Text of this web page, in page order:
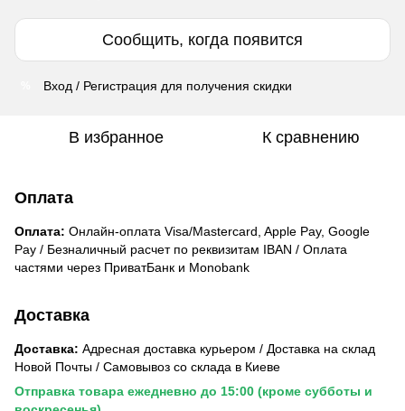
Сообщить, когда появится
Вход / Регистрация для получения скидки
В избранное К сравнению
Оплата
Оплата: Онлайн-оплата Visa/Mastercard, Apple Pay, Google
Pay / Безналичный расчет по реквизитам IBAN / Оплата
частями через ПриватБанк и Monobank
Доставка
Доставка: Адресная доставка курьером / Доставка на склад
Новой Почты / Самовывоз со склада в Киеве
Отправка товара ежедневно до 15:00 (кроме субботы и